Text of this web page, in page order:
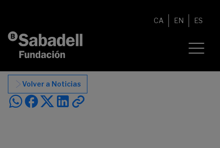
CA EN ES
Volver a Noticias